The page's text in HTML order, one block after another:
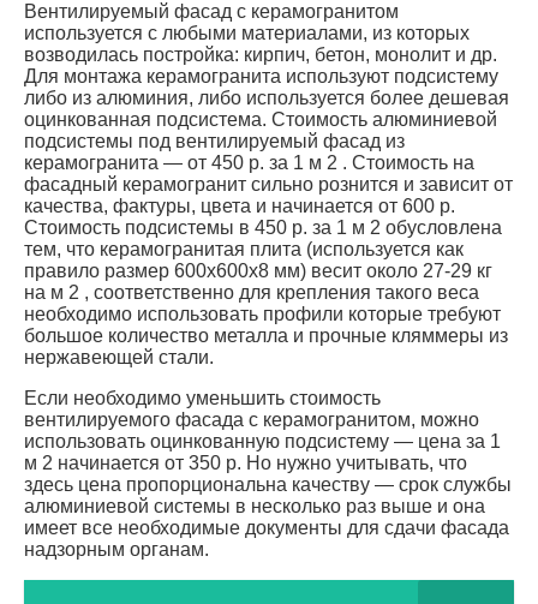
Вентилируемый фасад с керамогранитом
используется с любыми материалами, из которых
возводилась постройка: кирпич, бетон, монолит и др.
Для монтажа керамогранита используют подсистему
либо из алюминия, либо используется более дешевая
оцинкованная подсистема. Стоимость алюминиевой
подсистемы под вентилируемый фасад из
керамогранита — от 450 р. за 1 м 2 . Стоимость на
фасадный керамогранит сильно рознится и зависит от
качества, фактуры, цвета и начинается от 600 р.
Стоимость подсистемы в 450 р. за 1 м 2 обусловлена
тем, что керамогранитая плита (используется как
правило размер 600х600х8 мм) весит около 27-29 кг
на м 2 , соответственно для крепления такого веса
необходимо использовать профили которые требуют
большое количество металла и прочные кляммеры из
нержавеющей стали.
Если необходимо уменьшить стоимость
вентилируемого фасада с керамогранитом, можно
использовать оцинкованную подсистему — цена за 1
м 2 начинается от 350 р. Но нужно учитывать, что
здесь цена пропорциональна качеству — срок службы
алюминиевой системы в несколько раз выше и она
имеет все необходимые документы для сдачи фасада
надзорным органам.